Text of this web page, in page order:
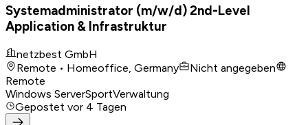
Systemadministrator (m/w/d) 2nd-Level
Application & Infrastruktur
netzbest GmbH
Remote • Homeoffice, Germany
Nicht angegeben
Remote
Windows ServerSportVerwaltung
Gepostet vor 4 Tagen